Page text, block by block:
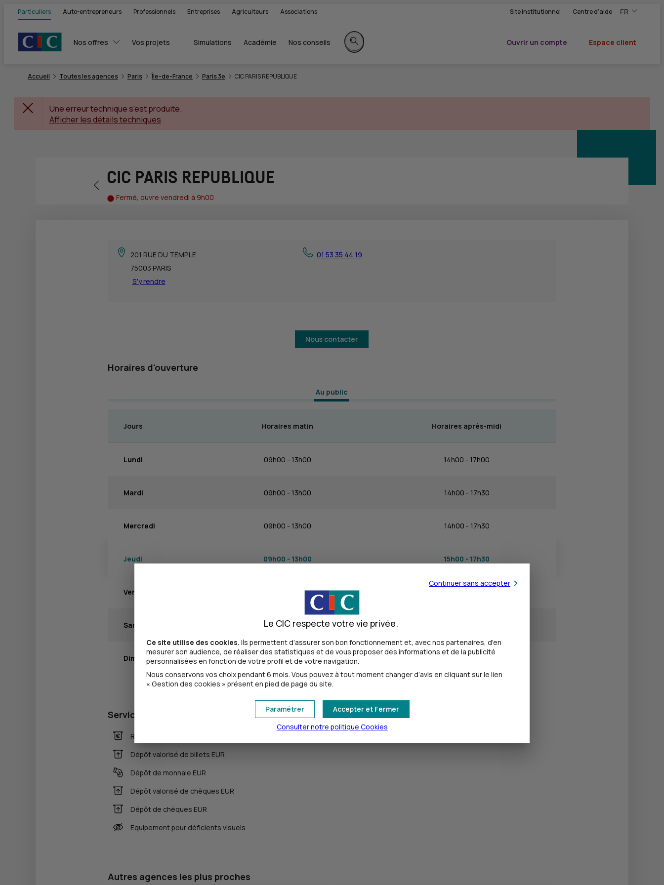
Particuliers Auto-entrepreneurs Professionnels Entreprises Agriculteurs Associations Site institutionnel Centre d'aide FR
,Version
,Changer de
Nos offres Vos projets Simulations Académie Nos conseils
Rechercher sur le site
Ouvrir un compte
Espace client
Accueil Toutes les agences Paris Île-de-France Paris 3e CIC PARIS REPUBLIQUE
Une erreur technique s'est produite.
Afficher les détails techniques
Retour vers la page précédente
CIC PARIS REPUBLIQUE
Fermé, ouvre vendredi à 9h00
201 RUE DU TEMPLE
75003 PARIS
S'y rendre
01 53 35 44 19
Nous contacter
Horaires d'ouverture
Au public
Jours Horaires matin Horaires après-midi
Lundi 09h00 - 13h00 14h00 - 17h00
Mardi 09h00 - 13h00 14h00 - 17h30
Mercredi 09h00 - 13h00 14h00 - 17h30
Jeudi 09h00 - 13h00 15h00 - 17h30
Vendredi 09h00 - 13h00
Samedi Fermé
Dimanche Fermé Fermé
Services
Retrait de billets EUR
Dépôt valorisé de billets EUR
Dépôt de monnaie EUR
Dépôt valorisé de chèques EUR
Dépôt de chèques EUR
Equipement pour déficients visuels
Autres agences les plus proches
Continuer sans accepter
Le CIC respecte votre vie privée.
Ce site utilise des cookies. Ils permettent d'assurer son bon fonctionnement et, avec nos partenaires, d'en
mesurer son audience, de réaliser des statistiques et de vous proposer des informations et de la publicité
personnalisées en fonction de votre profil et de votre navigation.
Nous conservons vos choix pendant 6 mois. Vous pouvez à tout moment changer d’avis en cliquant sur le lien
« Gestion des cookies » présent en pied de page du site.
Accepter et Fermer
Paramétrer
Consulter notre politique Cookies